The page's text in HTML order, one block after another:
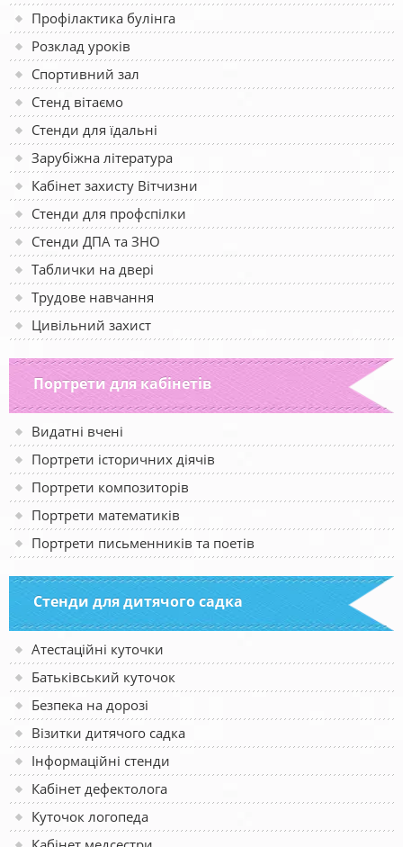
Профілактика булінга
Розклад уроків
Спортивний зал
Стенд вітаємо
Стенди для їдальні
Зарубіжна література
Кабінет захисту Вітчизни
Стенди для профспілки
Стенди ДПА та ЗНО
Таблички на двері
Трудове навчання
Цивільний захист
Портрети для кабінетів
Видатні вчені
Портрети історичних діячів
Портрети композиторів
Портрети математиків
Портрети письменників та поетів
Стенди для дитячого садка
Атестаційні куточки
Батьківський куточок
Безпека на дорозі
Візитки дитячого садка
Інформаційні стенди
Кабінет дефектолога
Куточок логопеда